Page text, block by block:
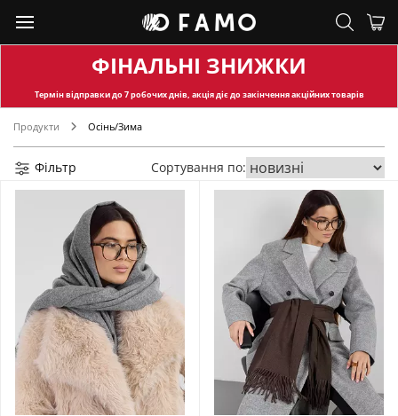
ФІНАЛЬНІ ЗНИЖКИ
Термін відправкидо 7 робочих днів, акція діє до закінчення акційних товарів
Продукти Осінь/Зима
Фільтр Сортування по: